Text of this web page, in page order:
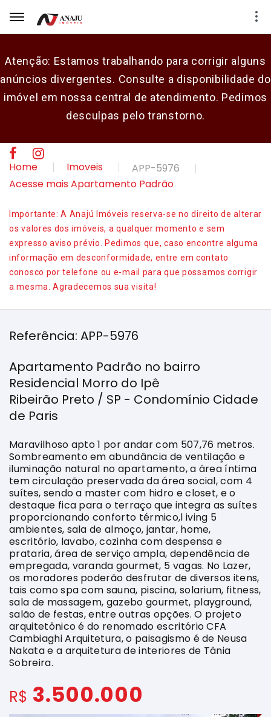
Atenção: Estamos trabalhando para corrigir alguns
anúncios divergentes. Consulte a disponibilidade do
imóvel em nossa central de atendimento. Pedimos
desculpas pelo transtorno.
E-mail
Home Imoveis
APP-5976
Acesse mais Apartamento Padrão
Importante: A Anajú Imóveis reserva-se no direito de alterar
os valores dos imóveis, a qualquer momento e sem
expresso aviso prévio. Pedimos que, caso encontre alguma
informação em desconformidade, entre em contato
conosco por telefone ou e-mail para que possamos corrigir
a mesma. Agradecemos sua visita!
Referência: APP-5976
Apartamento Padrão no bairro
Residencial Morro do Ipê
Ribeirão Preto / SP - Condomínio Cidade
de Paris
Maravilhoso apto 1 por andar com 507,76 metros.
Sombreamento em abundância de ventilação e
iluminação natural no apartamento, a área íntima
tem circulação preservada da área social, com 4
suítes, sendo a master com hidro e closet, e o
destaque fica para o terraço que integra as suítes
proporcionando conforto térmico,l iving 5
ambientes, sala de almoço, jantar, home,
escritório, lavabo, cozinha com despensa e
prataria, área de serviço ampla, dependência de
empregada, varanda gourmet, 5 vagas. No Lazer,
os moradores poderão desfrutar de diversos itens,
tais como spa com sauna, piscina, solarium, fitness,
sala de massagem, gazebo gourmet, playground,
salão de festas, entre outras opções. O projeto
arquitetônico é do renomado escritório CFA
Cambiaghi Arquitetura, o paisagismo é de Neusa
Nakata e a arquitetura de interiores de Tânia
Sobreira.
R$ 3.500.000